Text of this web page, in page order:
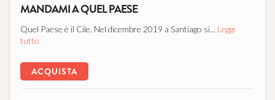
MANDAMI A QUEL PAESE
Quel Paese è il Cile. Nel dicembre 2019 a Santiago si... Leggi
tutto
ACQUISTA